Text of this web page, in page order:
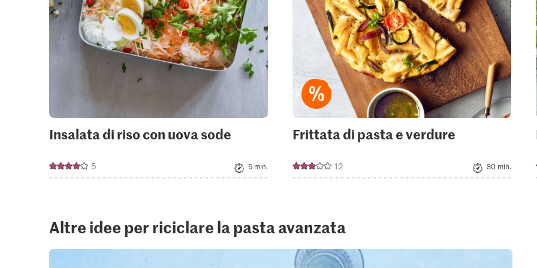
Insalata di riso con uova sode
5 5 min.
Frittata di pasta e verdure
12 30 min.
Altre idee per riciclare la pasta avanzata